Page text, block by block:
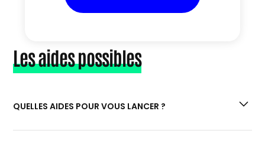
Les aides possibles
QUELLES AIDES POUR VOUS LANCER ?